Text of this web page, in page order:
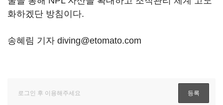
화하겠단 방침이다.
송혜림 기자 diving@etomato.com